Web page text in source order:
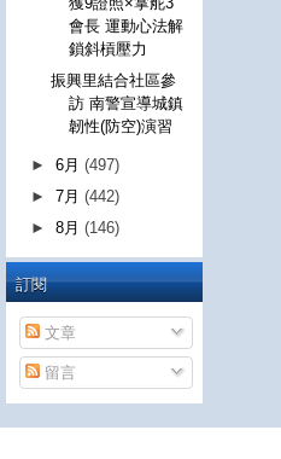
會長 運動心法解
鎖斜槓壓力
振興里結合社區參
訪 南警宣導城鎮
韌性(防空)演習
►6月(497)
►7月(442)
►8月(146)
訂閱
文章
留言